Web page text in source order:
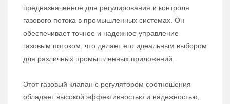
предназначенное для регулирования и контроля
газового потока в промышленных системах. Он
обеспечивает точное и надежное управление
газовым потоком, что делает его идеальным выбором
для различных промышленных приложений.
Этот газовый клапан с регулятором соотношения
обладает высокой эффективностью и надежностью,